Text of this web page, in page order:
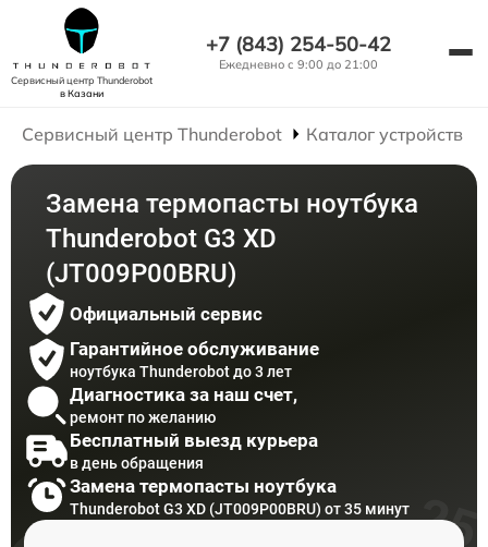
Сервисный центр Thunderobot
в Казани
+7 (843) 254-50-42
Ежедневно с 9:00 до 21:00
Сервисный центр Thunderobot Каталог устройств
Замена термопасты ноутбука
Thunderobot G3 XD
(JT009P00BRU)
Официальный сервис
Гарантийное обслуживание
ноутбука Thunderobot до 3 лет
Диагностика за наш счет,
ремонт по желанию
Бесплатный выезд курьера
в день обращения
Замена термопасты ноутбука
Thunderobot G3 XD (JT009P00BRU) от 35 минут